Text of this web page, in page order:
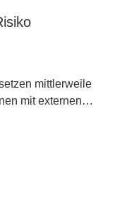
mittlerweile
mit externen…